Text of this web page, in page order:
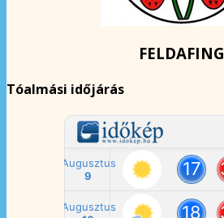
FELDAFING
Tóalmási időjárás